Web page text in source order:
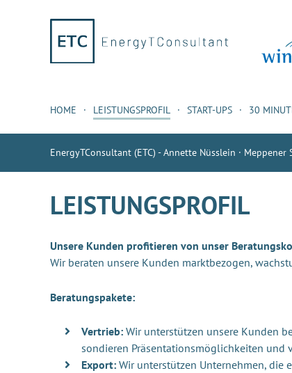
HOME LEISTUNGSPROFIL START-UPS 30
EnergyTConsultant (ETC) - Annette Nüsslein · Meppener
LEISTUNGSPROFIL
Unsere Kunden profitieren von unser
Wir beraten unsere Kunden marktbezogen,
Beratungspakete:
Vertrieb: Wir unterstützen unsere Kunden
sondieren Präsentationsmöglichkeiten und
Export: Wir unterstützen Unternehmen, die